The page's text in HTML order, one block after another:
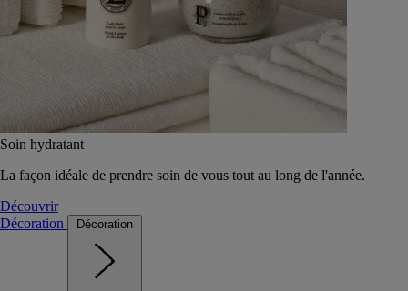
Soin hydratant
La façon idéale de prendre soin de vous tout au long de l'année.
Découvrir
Décoration
Décoration